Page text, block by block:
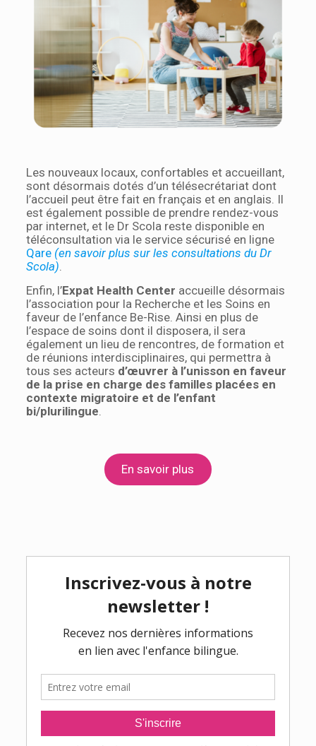
Les nouveaux locaux, confortables et accueillant,
sont désormais dotés d’un télésecrétariat dont
l’accueil peut être fait en français et en anglais. Il
est également possible de prendre rendez-vous
par internet, et le Dr Scola reste disponible en
téléconsultation via le service sécurisé en ligne
Qare (en savoir plus sur les consultations du Dr
Scola)
Enfin, l’Expat Health Center accueille désormais
l’association pour la Recherche et les Soins en
faveur de l’enfance Be-Rise. Ainsi en plus de
l’espace de soins dont il disposera, il sera
également un lieu de rencontres, de formation et
de réunions interdisciplinaires, qui permettra à
tous ses acteurs d’œuvrer à l’unisson en faveur
de la prise en charge des familles placées en
contexte migratoire et de l’enfant
bi/plurilingue
En savoir plus